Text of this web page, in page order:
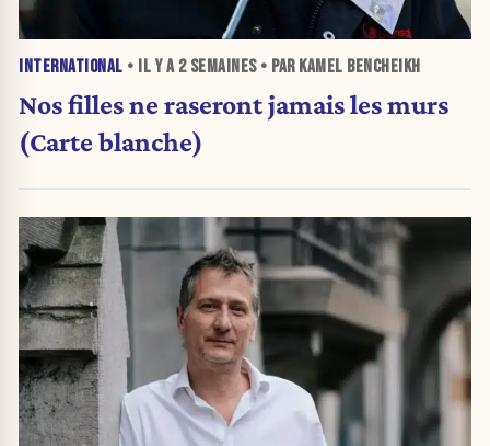
INTERNATIONAL • IL Y A 2 SEMAINES• PAR KAMEL BENCHEIKH
Nos filles ne raseront jamais les murs
(Carte blanche)